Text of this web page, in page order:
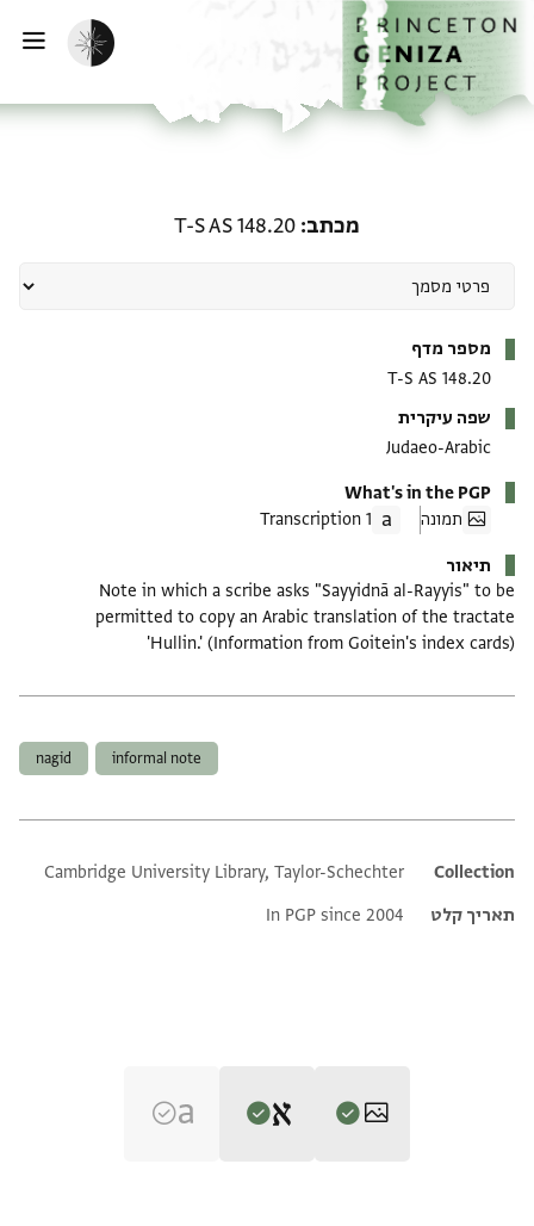
לתוכןהבית
הפעלת מצב כהה
מכתב T-S AS 148.20
מספר מדף
T-S AS 148.20
שפה עיקרית
Judaeo-Arabic
What's in the PGP
תמונה
1 Transcription
תיאור
Note in which a scribe asks "Sayyidnā al-Rayyis" to be
permitted to copy an Arabic translation of the tractate
'Hullin.' (Information from Goitein's index cards)
informal note
nagid
Additional metadata
Collection
Cambridge University Library, Taylor-Schechter
תאריך קלט
In PGP since 2004